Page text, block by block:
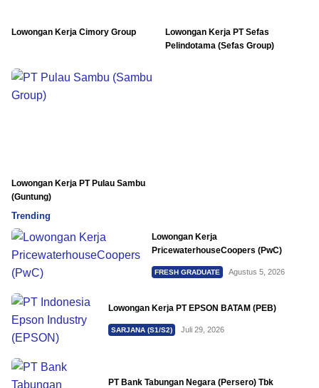
Lowongan Kerja Cimory Group
Lowongan Kerja PT Sefas
Pelindotama (Sefas Group)
Lowongan Kerja PT Pulau Sambu
(Guntung)
Trending
Lowongan Kerja
PricewaterhouseCoopers (PwC)
FRESH GRADUATE Agustus 5, 2026
Lowongan Kerja PT EPSON BATAM (PEB)
SARJANA (S1/S2) Juli 29, 2026
PT Bank Tabungan Negara (Persero) Tbk